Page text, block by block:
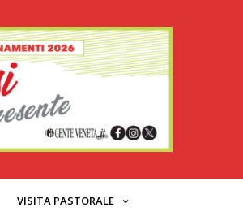
VISITA PASTORALE